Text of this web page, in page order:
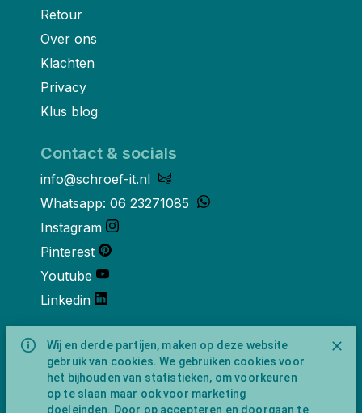
Wij en derde partijen, maken op deze website
gebruik van cookies. We gebruiken cookies voor
het bijhouden van statistieken, om voorkeuren
op te slaan maar ook voor marketing
doeleinden. Door op accepteren en doorgaan te
Retour
Over ons
Klachten
Privacy
Klus blog
Contact & socials
info@schroef-it.nl
Whatsapp: 06 23271085
Instagram
Pinterest
Youtube
Linkedin
Over ons
Schroef-it is een handelsnaam van
NewFeather B.V. geregisteerd onder KVK
nummer 91702593 met BTW-